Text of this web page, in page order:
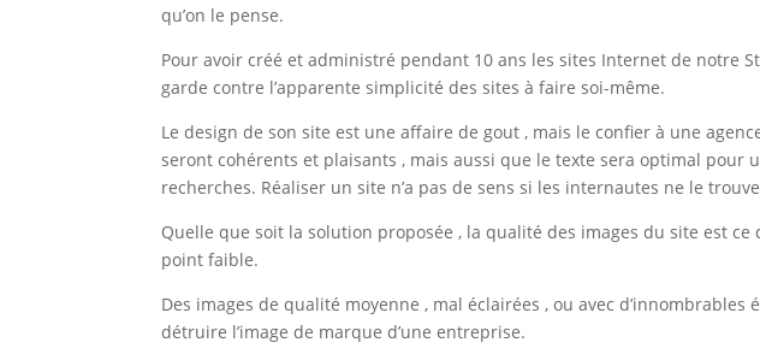
qu’on le pense.
Pour avoir créé et administré pendant 10 ans les sites Internet de notre
garde contre l’apparente simplicité des sites à faire soi-même.
Le design de son site est une affaire de gout , mais le confier à une
seront cohérents et plaisants , mais aussi que le texte sera optimal pour
recherches. Réaliser un site n’a pas de sens si les internautes ne le
Quelle que soit la solution proposée , la qualité des images du site est
point faible.
Des images de qualité moyenne , mal éclairées , ou avec
détruire l’image de marque d’une entreprise.